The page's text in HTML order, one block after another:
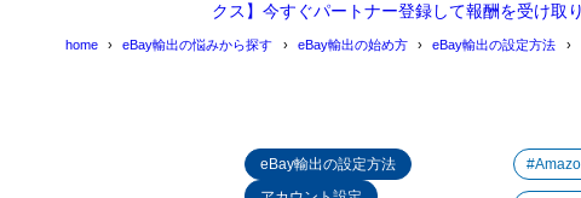
クス】今すぐパートナー登録して報酬を受け取
home eBay輸出の悩みから探す eBay輸出の始め方 eBay輸出の設定方法
eBay輸出の設定方法
チームアクセ